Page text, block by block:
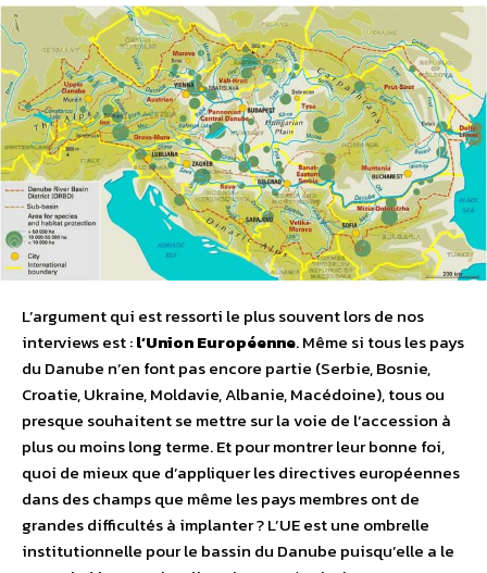
L’argument qui est ressorti le plus souvent lors de nos
interviews est :l’Union Européenne. Même si tous les pays
du Danube n’en font pas encore partie (Serbie, Bosnie,
Croatie, Ukraine, Moldavie, Albanie, Macédoine), tous ou
presque souhaitent se mettre sur la voie de l’accession à
plus ou moins long terme. Et pour montrer leur bonne foi,
quoi de mieux que d’appliquer les directives européennes
dans des champs que même les pays membres ont de
grandes difficultés à implanter ? L’UE est une ombrelle
institutionnelle pour le bassin du Danube puisqu’elle a le